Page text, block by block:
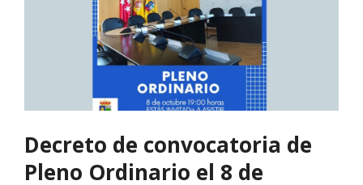
Decreto de convocatoria de
Pleno Ordinario el 8 de